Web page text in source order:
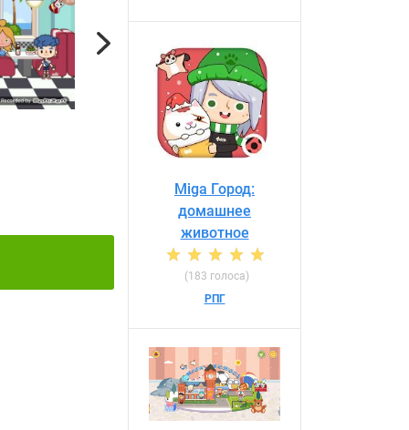
Next
Miga Город:
домашнее
животное
(183 голоса)
РПГ